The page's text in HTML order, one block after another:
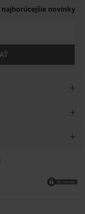
najhorúcejšie novinky